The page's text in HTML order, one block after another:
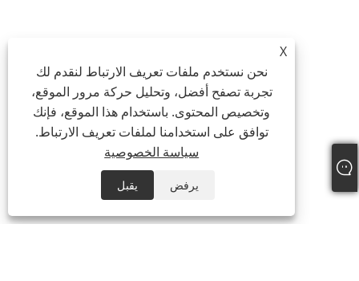
X
نحن نستخدم ملفات تعريف الارتباط لنقدم لك
تجربة تصفح أفضل، وتحليل حركة مرور الموقع،
وتخصيص المحتوى. باستخدام هذا الموقع، فإنك
توافق على استخدامنا لملفات تعريف الارتباط.
سياسة الخصوصية
يرفض يقبل